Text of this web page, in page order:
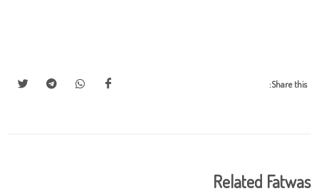
Share this:
Related Fatwas